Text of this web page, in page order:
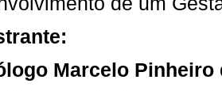
Marcelo Pinheiro